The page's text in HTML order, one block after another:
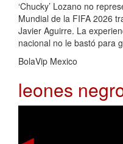
‘Chucky’ Lozano no
Mundial de la FIFA 2026
Javier Aguirre. La
nacional no le bastó para
BolaVip Mexico
leones